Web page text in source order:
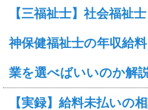
【三福祉士】社会福祉
神保健福祉士の年収給
業を選べばいいのか解
【実録】給料未払いの